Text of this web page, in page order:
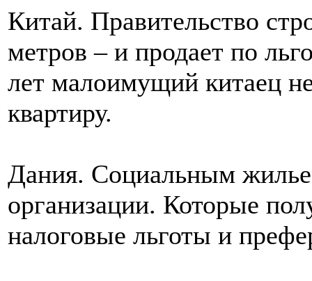
Китай. Правительство
метров – и продает по
лет малоимущий китаец
квартиру.
Дания. Социальным
организации. Которые
налоговые льготы и